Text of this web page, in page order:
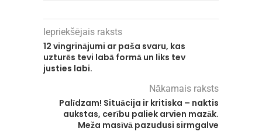
Iepriekšējais raksts
12 vingrinājumi ar paša svaru, kas
uzturēs tevi labā formā un liks tev
justies labi.
Nākamais raksts
Palīdzam! Situācija ir kritiska – naktis
aukstas, cerību paliek arvien mazāk.
Meža masīvā pazudusi sirmgalve